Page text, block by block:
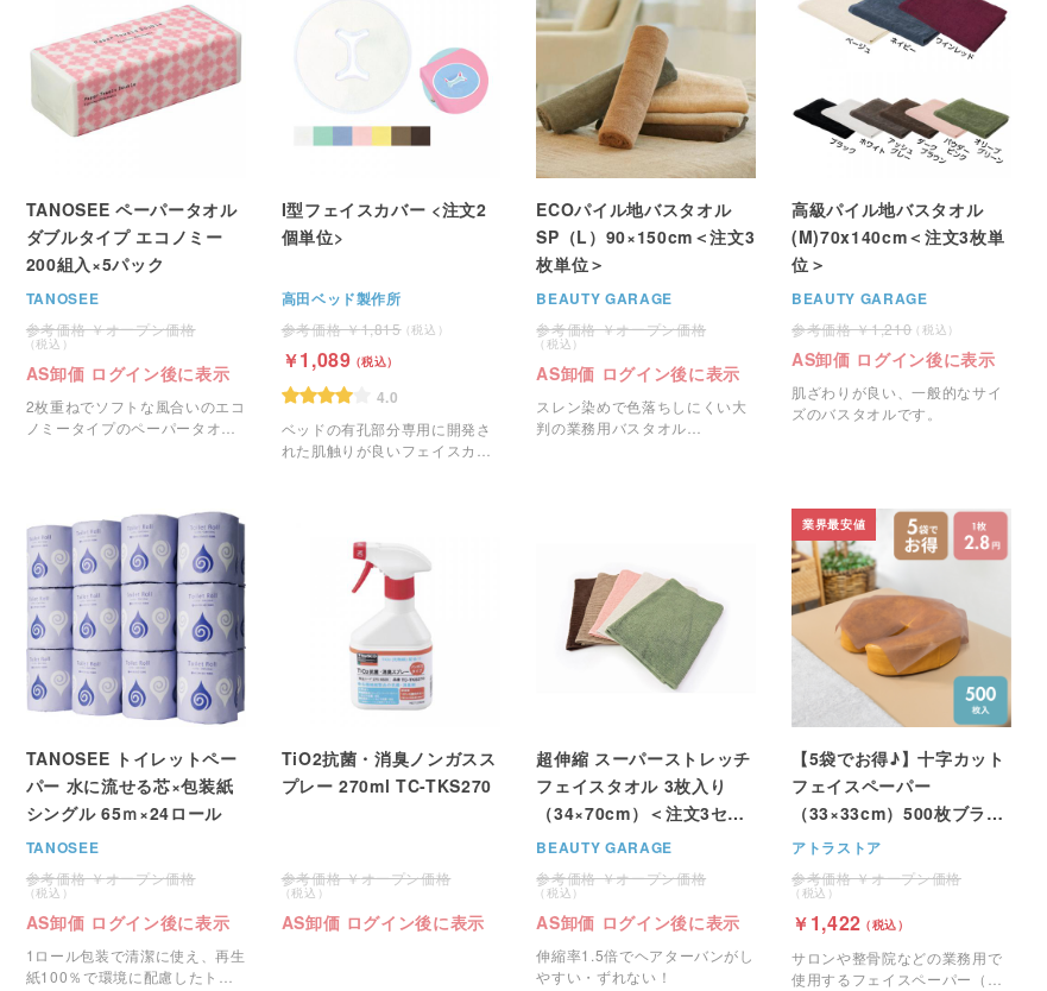
TANOSEE ペーパータオル
ダブルタイプ エコノミー
200組入×5パック
TANOSEE
オープン価格
AS卸価 ログイン後に表示
2枚重ねでソフトな風合いのエコ
ノミータイプのペーパータオル
I型フェイスカバー <注文2
個単位>
高田ベッド製作所
1,815
1,089
4.0
ベッドの有孔部分専用に開発さ
れた肌触りが良いフェイスカバ
ECOパイル地バスタオル
SP（L）90×150cm＜注文3
枚単位＞
BEAUTY GARAGE
オープン価格
AS卸価 ログイン後に表示
スレン染めで色落ちしにくい大
判の業務用バスタオル
高級パイル地バスタオル
(M)70x140cm＜注文3枚単
位＞
BEAUTY GARAGE
1,210
AS卸価 ログイン後に表示
肌ざわりが良い、一般的なサイ
ズのバスタオルです。
TANOSEE トイレットペー
パー 水に流せる芯×包装紙
シングル 65ｍ×24ロール
TANOSEE
オープン価格
AS卸価 ログイン後に表示
1ロール包装で清潔に使え、再生
紙100％で環境に配慮したトイ
TiO2抗菌・消臭ノンガスス
プレー 270ml TC-TKS270
オープン価格
AS卸価 ログイン後に表示
超伸縮 スーパーストレッチ
フェイスタオル 3枚入り
（34×70cm）＜注文3セッ
ト単位＞
BEAUTY GARAGE
オープン価格
AS卸価 ログイン後に表示
伸縮率1.5倍でヘアターバンがし
やすい・ずれない！
【5袋でお得♪】十字カット
フェイスペーパー
（33×33cm）500枚ブラウ
ン
アトラストア
オープン価格
1,422
サロンや整骨院などの業務用で
使用するフェイスペーパー（十
業界最安値